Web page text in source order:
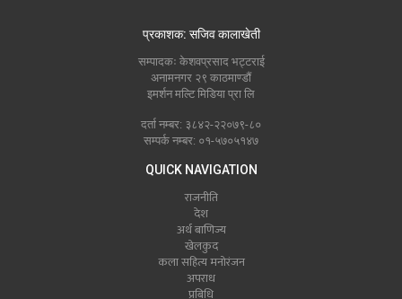
प्रकाशक: सजिव कालाखेती
सम्पादकः केशवप्रसाद भट्टराई
अनामनगर २९ काठमाण्डौं
इमर्शन मल्टि मिडिया प्रा लि
दर्ता नम्बर: ३८४२-२२०७९-८०
सम्पर्क नम्बर: ०१-५७०५१४७
QUICK NAVIGATION
राजनीति
देश
अर्थ बाणिज्य
खेलकुद
कला सहित्य मनोरंजन
अपराध
प्रबिधि